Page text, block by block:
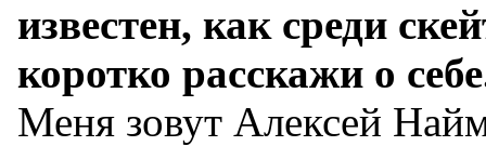
известен, как среди
коротко расскажи о
Меня зовут Алексей